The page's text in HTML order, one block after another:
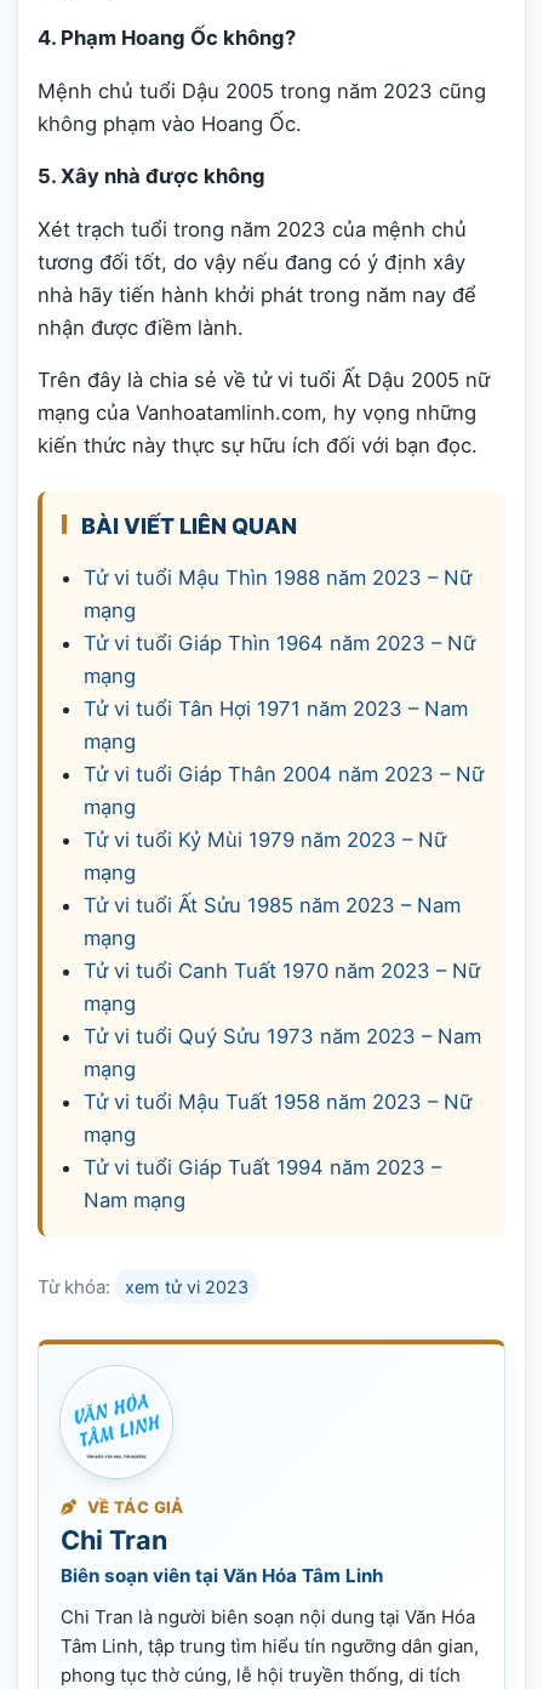
4. Phạm Hoang Ốc không?
Mệnh chủ tuổi Dậu 2005 trong năm 2023 cũng
không phạm vào Hoang Ốc.
5. Xây nhà được không
Xét trạch tuổi trong năm 2023 của mệnh chủ
tương đối tốt, do vậy nếu đang có ý định xây
nhà hãy tiến hành khởi phát trong năm nay để
nhận được điềm lành.
Trên đây là chia sẻ về tử vi tuổi Ất Dậu 2005 nữ
mạng của Vanhoatamlinh.com, hy vọng những
kiến thức này thực sự hữu ích đối với bạn đọc.
BÀI VIẾT LIÊN QUAN
Tử vi tuổi Mậu Thìn 1988 năm 2023 – Nữ
mạng
Tử vi tuổi Giáp Thìn 1964 năm 2023 – Nữ
mạng
Tử vi tuổi Tân Hợi 1971 năm 2023 – Nam
mạng
Tử vi tuổi Giáp Thân 2004 năm 2023 – Nữ
mạng
Tử vi tuổi Kỷ Mùi 1979 năm 2023 – Nữ
mạng
Tử vi tuổi Ất Sửu 1985 năm 2023 – Nam
mạng
Tử vi tuổi Canh Tuất 1970 năm 2023 – Nữ
mạng
Tử vi tuổi Quý Sửu 1973 năm 2023 – Nam
mạng
Tử vi tuổi Mậu Tuất 1958 năm 2023 – Nữ
mạng
Tử vi tuổi Giáp Tuất 1994 năm 2023 –
Nam mạng
Từ khóa: xem tử vi 2023
VỀ TÁC GIẢ
Chi Tran
Biên soạn viên tại Văn Hóa Tâm Linh
Chi Tran là người biên soạn nội dung tại Văn Hóa
Tâm Linh, tập trung tìm hiểu tín ngưỡng dân gian,
phong tục thờ cúng, lễ hội truyền thống, di tích